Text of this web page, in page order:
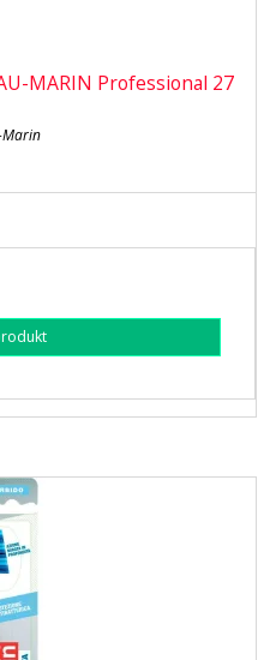
MARIN Professional 27
Marin